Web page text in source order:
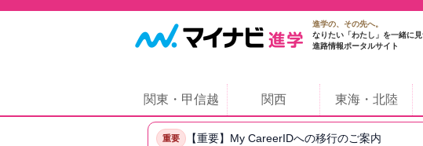
進学の、その先へ。
なりたい「わたし」を一緒に
進路情報ポータルサイト
関東・甲信越 関西 東海・北陸
重要 【重要】My CareerIDへの移行のご案内